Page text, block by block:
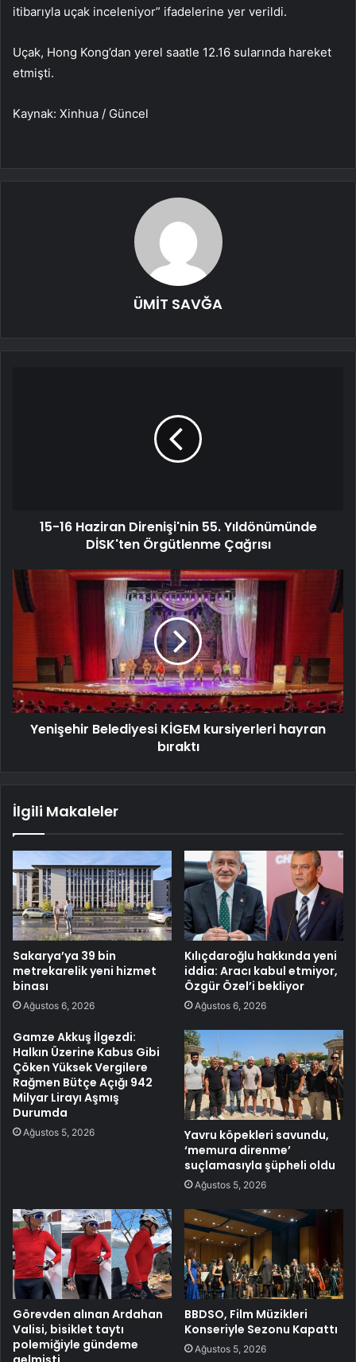
itibarıyla uçak inceleniyor” ifadelerine yer verildi.
Uçak, Hong Kong’dan yerel saatle 12.16 sularında hareket
etmişti.
Kaynak: Xinhua / Güncel
ÜMİT SAVĞA
15-16 Haziran Direnişi'nin 55. Yıldönümünde
DİSK'ten Örgütlenme Çağrısı
Yenişehir Belediyesi KİGEM kursiyerleri hayran
bıraktı
İlgili Makaleler
Sakarya’ya 39 bin
metrekarelik yeni hizmet
binası
Ağustos 6, 2026
Kılıçdaroğlu hakkında yeni
iddia: Aracı kabul etmiyor,
Özgür Özel’i bekliyor
Ağustos 6, 2026
Gamze Akkuş İlgezdi:
Halkın Üzerine Kabus Gibi
Çöken Yüksek Vergilere
Rağmen Bütçe Açığı 942
Milyar Lirayı Aşmış
Durumda
Ağustos 5, 2026
Yavru köpekleri savundu,
‘memura direnme’
suçlamasıyla şüpheli oldu
Ağustos 5, 2026
Görevden alınan Ardahan
Valisi, bisiklet taytı
polemiğiyle gündeme
BBDSO, Film Müzikleri
Konseriyle Sezonu Kapattı
Ağustos 5, 2026